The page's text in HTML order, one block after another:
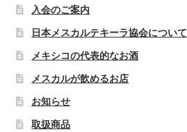
入会のご案内
日本メスカルテキーラ協会について
メキシコの代表的なお酒
メスカルが飲めるお店
お知らせ
取扱商品